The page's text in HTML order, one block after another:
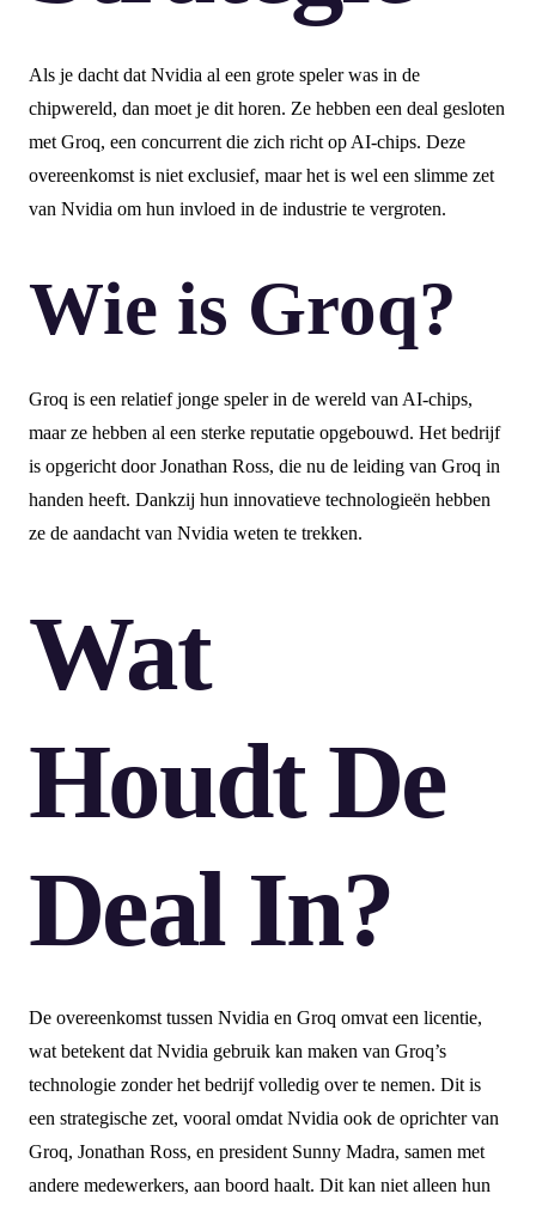
Als je dacht dat Nvidia al een grote speler was in de
chipwereld, dan moet je dit horen. Ze hebben een deal gesloten
met Groq, een concurrent die zich richt op AI-chips. Deze
overeenkomst is niet exclusief, maar het is wel een slimme zet
van Nvidia om hun invloed in de industrie te vergroten.
Wie is Groq?
Groq is een relatief jonge speler in de wereld van AI-chips,
maar ze hebben al een sterke reputatie opgebouwd. Het bedrijf
is opgericht door Jonathan Ross, die nu de leiding van Groq in
handen heeft. Dankzij hun innovatieve technologieën hebben
ze de aandacht van Nvidia weten te trekken.
Wat
Houdt De
Deal In?
De overeenkomst tussen Nvidia en Groq omvat een licentie,
wat betekent dat Nvidia gebruik kan maken van Groq’s
technologie zonder het bedrijf volledig over te nemen. Dit is
een strategische zet, vooral omdat Nvidia ook de oprichter van
Groq, Jonathan Ross, en president Sunny Madra, samen met
andere medewerkers, aan boord haalt. Dit kan niet alleen hun